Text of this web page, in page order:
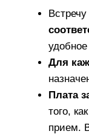
Встречу
Для
Плата
того,
прием.